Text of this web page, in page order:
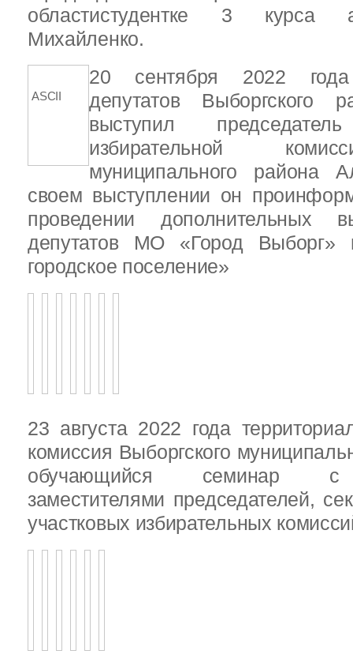
областистудентке 3 курса
Михайленко.
ASCII
20 сентября 2022
депутатов Выборгского
выступил
избирательной
муниципального района
своем выступлении он
проведении дополнительных
депутатов МО «Город
городское поселение»
23 августа 2022 года
комиссия Выборгского
обучающийся семинар с
заместителями председателей,
участковых избирательных